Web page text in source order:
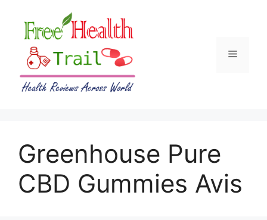
content
Menu
Greenhouse Pure
CBD Gummies Avis